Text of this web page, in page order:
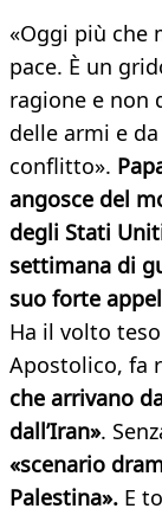
«Oggi più che
pace. È un
ragione e non
delle armi e
conflitto».
angosce del
degli Stati
settimana di
suo forte
Ha il volto
Apostolico, fa
che arrivano
dall’Iran».
«scenario
Palestina». E